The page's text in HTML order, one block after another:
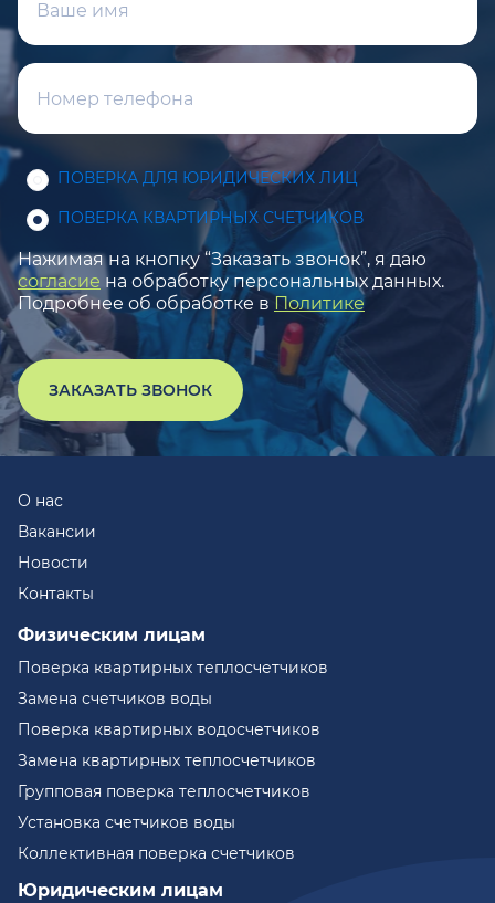
ПОВЕРКА ДЛЯ ЮРИДИЧЕСКИХ ЛИЦ
ПОВЕРКА КВАРТИРНЫХ СЧЕТЧИКОВ
Нажимая на кнопку “Заказать звонок”, я даю
согласие на обработку персональных данных.
Подробнее об обработке в Политике
ЗАКАЗАТЬ ЗВОНОК
О нас
Вакансии
Новости
Контакты
Физическим лицам
Поверка квартирных теплосчетчиков
Замена счетчиков воды
Поверка квартирных водосчетчиков
Замена квартирных теплосчетчиков
Групповая поверка теплосчетчиков
Установка счетчиков воды
Коллективная поверка счетчиков
Юридическим лицам